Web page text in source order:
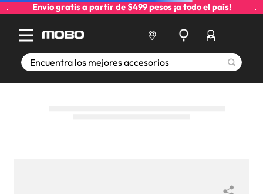
Envío gratis a partir de $499 pesos ¡a todo el país!
Encuentra los mejores accesorios